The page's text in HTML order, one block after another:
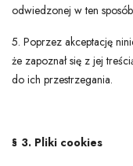
odwiedzonej w ten
5. Poprzez akceptację
że zapoznał się z jej
do ich przestrzegania.
§ 3. Pliki cookies